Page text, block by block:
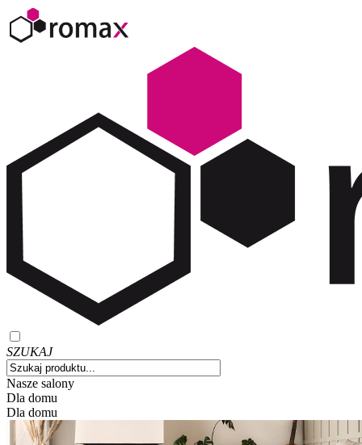
SZUKAJ
Nasze salony
Dla domu
Dla domu